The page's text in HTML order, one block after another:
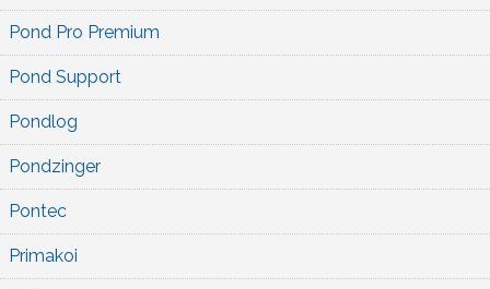
Pond Pro Premium
Pond Support
Pondlog
Pondzinger
Pontec
Primakoi